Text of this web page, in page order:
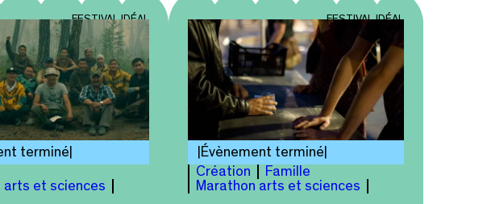
FESTIVAL IDÉAL
terminé
arts et sciences
FESTIVAL IDÉAL
Évènement terminé
Création
Famille
Marathon arts et sciences